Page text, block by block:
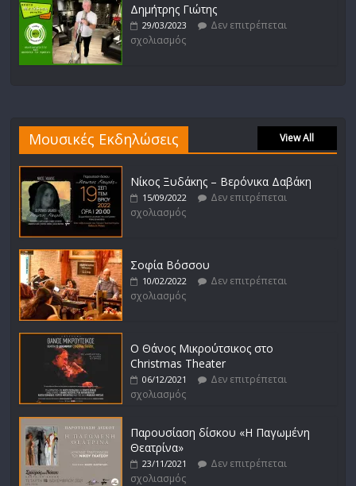
Δημήτρης Γιώτης
29/03/2023
Δεν επιτρέπεται
σχολιασμός
Μουσικές Εκδηλώσεις View All
Νίκος Ξυδάκης – Βερόνικα Δαβάκη
15/09/2022
Δεν επιτρέπεται
σχολιασμός
Σοφία Βόσσου
10/02/2022
Δεν επιτρέπεται
σχολιασμός
Ο Θάνος Μικρούτσικος στο
Christmas Theater
06/12/2021
Δεν επιτρέπεται
σχολιασμός
Παρουσίαση δίσκου «Η Παγωμένη
Θεατρίνα»
23/11/2021
Δεν επιτρέπεται
σχολιασμός